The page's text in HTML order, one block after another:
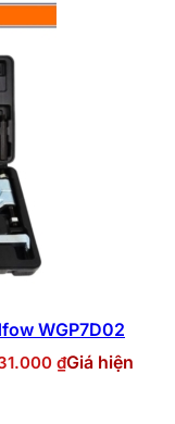
WGP7D02
₫Giá hiện